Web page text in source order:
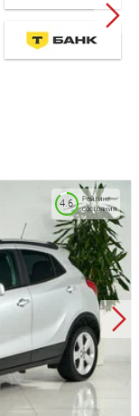
Рейтинг
состояния
4.6